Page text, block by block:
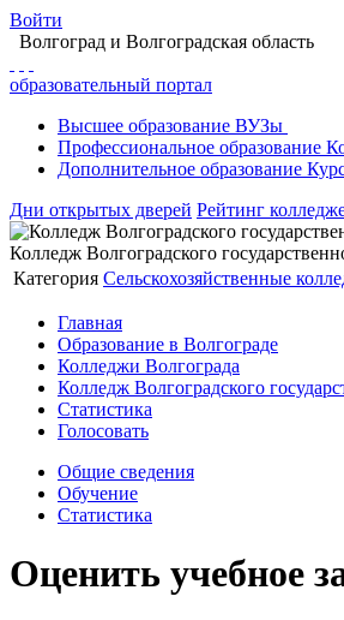
Войти
Волгоград и Волгоградская область
образовательный портал
Высшее образование ВУЗы
Профессиональное образование
Дополнительное образование
Дни открытых дверей Рейтинг
Колледж Волгоградского
Категория Сельскохозяйственные
Главная
Образование в Волгограде
Колледжи Волгограда
Колледж Волгоградского
Статистика
Голосовать
Общие сведения
Обучение
Статистика
Оценить учебное